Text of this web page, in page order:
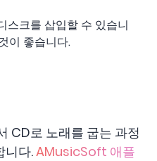
스크를 삽입할 수 있습니
이 좋습니다.
CD로 노래를 굽는 과정
니다.AMusicSoft 애플